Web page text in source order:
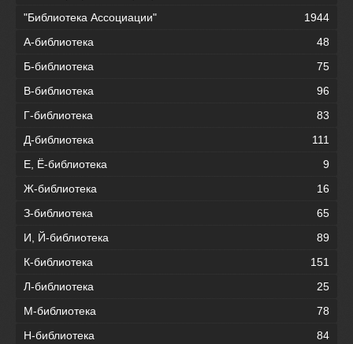
"Библиотека Ассоциации"
1944
А-библиотека
48
Б-библиотека
75
В-библиотека
96
Г-библиотека
83
Д-библиотека
111
Е, Ё-библиотека
9
Ж-библиотека
16
З-библиотека
65
И, Й-библиотека
89
К-библиотека
151
Л-библиотека
25
М-библиотека
78
Н-библиотека
84